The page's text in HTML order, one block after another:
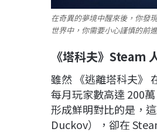
在奇異的夢境中醒來後，你發
世界中，你需要小心謹慎的前
《塔科夫》Steam
雖然 《逃離塔科夫》
每月玩家數高達 200
形成鮮明對比的是，
Duckov），卻在